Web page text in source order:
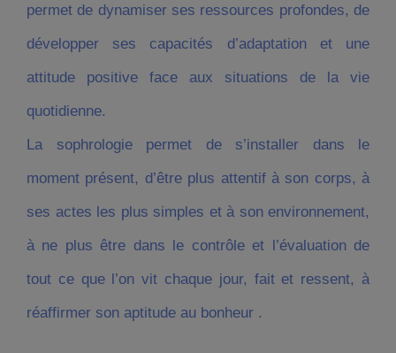
permet de dynamiser ses ressources profondes, de
développer ses capacités d’adaptation et une
attitude positive face aux situations de la vie
quotidienne.
La sophrologie permet de s’installer dans le
moment présent, d’être plus attentif à son corps, à
ses actes les plus simples et à son environnement,
à ne plus être dans le contrôle et l’évaluation de
tout ce que l’on vit chaque jour, fait et ressent, à
réaffirmer son aptitude au bonheur .